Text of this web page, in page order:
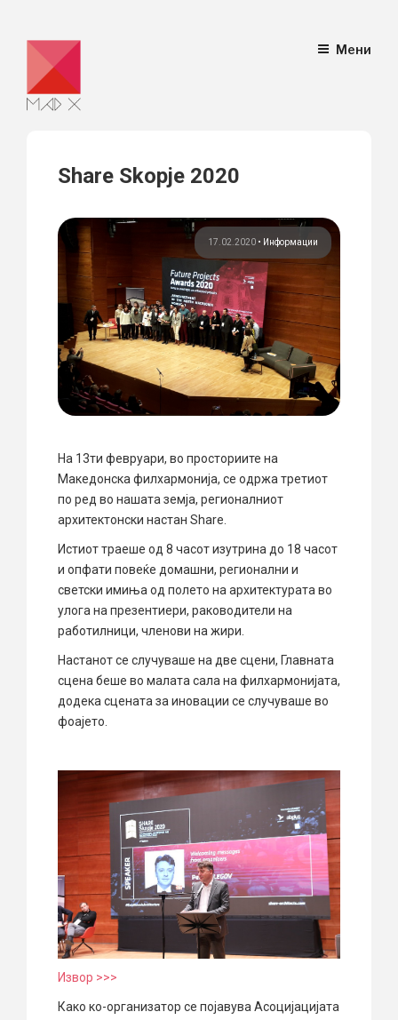
content
Мени
Share Skopje 2020
17.02.2020 • Информации
На 13ти февруари, во просториите на
Македонска филхармонија, се одржа третиот
по ред во нашата земја, регионалниот
архитектонски настан Share.
Истиот траеше од 8 часот изутрина до 18 часот
и опфати повеќе домашни, регионални и
светски имиња од полето на архитектурата во
улога на презентиери, раководители на
работилници, членови на жири.
Настанот се случуваше на две сцени, Главната
сцена беше во малата сала на филхармонијата,
додека сцената за иновации се случуваше во
фоајето.
Извор >>>
Како ко-организатор се појавува Асоцијацијата